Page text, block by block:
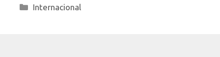
Categorías
Internacional